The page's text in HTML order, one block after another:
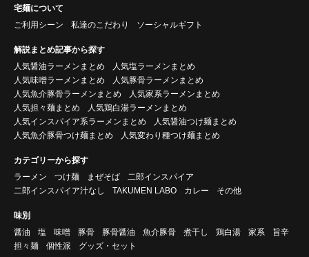
宅麺について
ご利用シーン
私達のこだわり ソーシャルギフト
解説まとめ記事から探す
人気醤油ラーメンまとめ
人気塩ラーメンまとめ
人気味噌ラーメンまとめ
人気豚骨ラーメンまとめ
人気魚介豚骨ラーメンまとめ
人気家系ラーメンまとめ
人気担々麺まとめ
人気鶏白湯ラーメンまとめ
人気インスパイア系ラーメンまとめ
人気醤油つけ麺まとめ
人気魚介豚骨つけ麺まとめ
人気変わり種つけ麺まとめ
カテゴリーから探す
ラーメン
つけ麺 まぜそば
二郎インスパイア
二郎インスパイア汁なし
TAKUMEN LABO カレー その他
味別
醤油
塩 味噌 豚骨 豚骨醤油 魚介豚骨 煮干し 鶏白湯 家系
旨辛
担々麺
個性派 グッズ・セット